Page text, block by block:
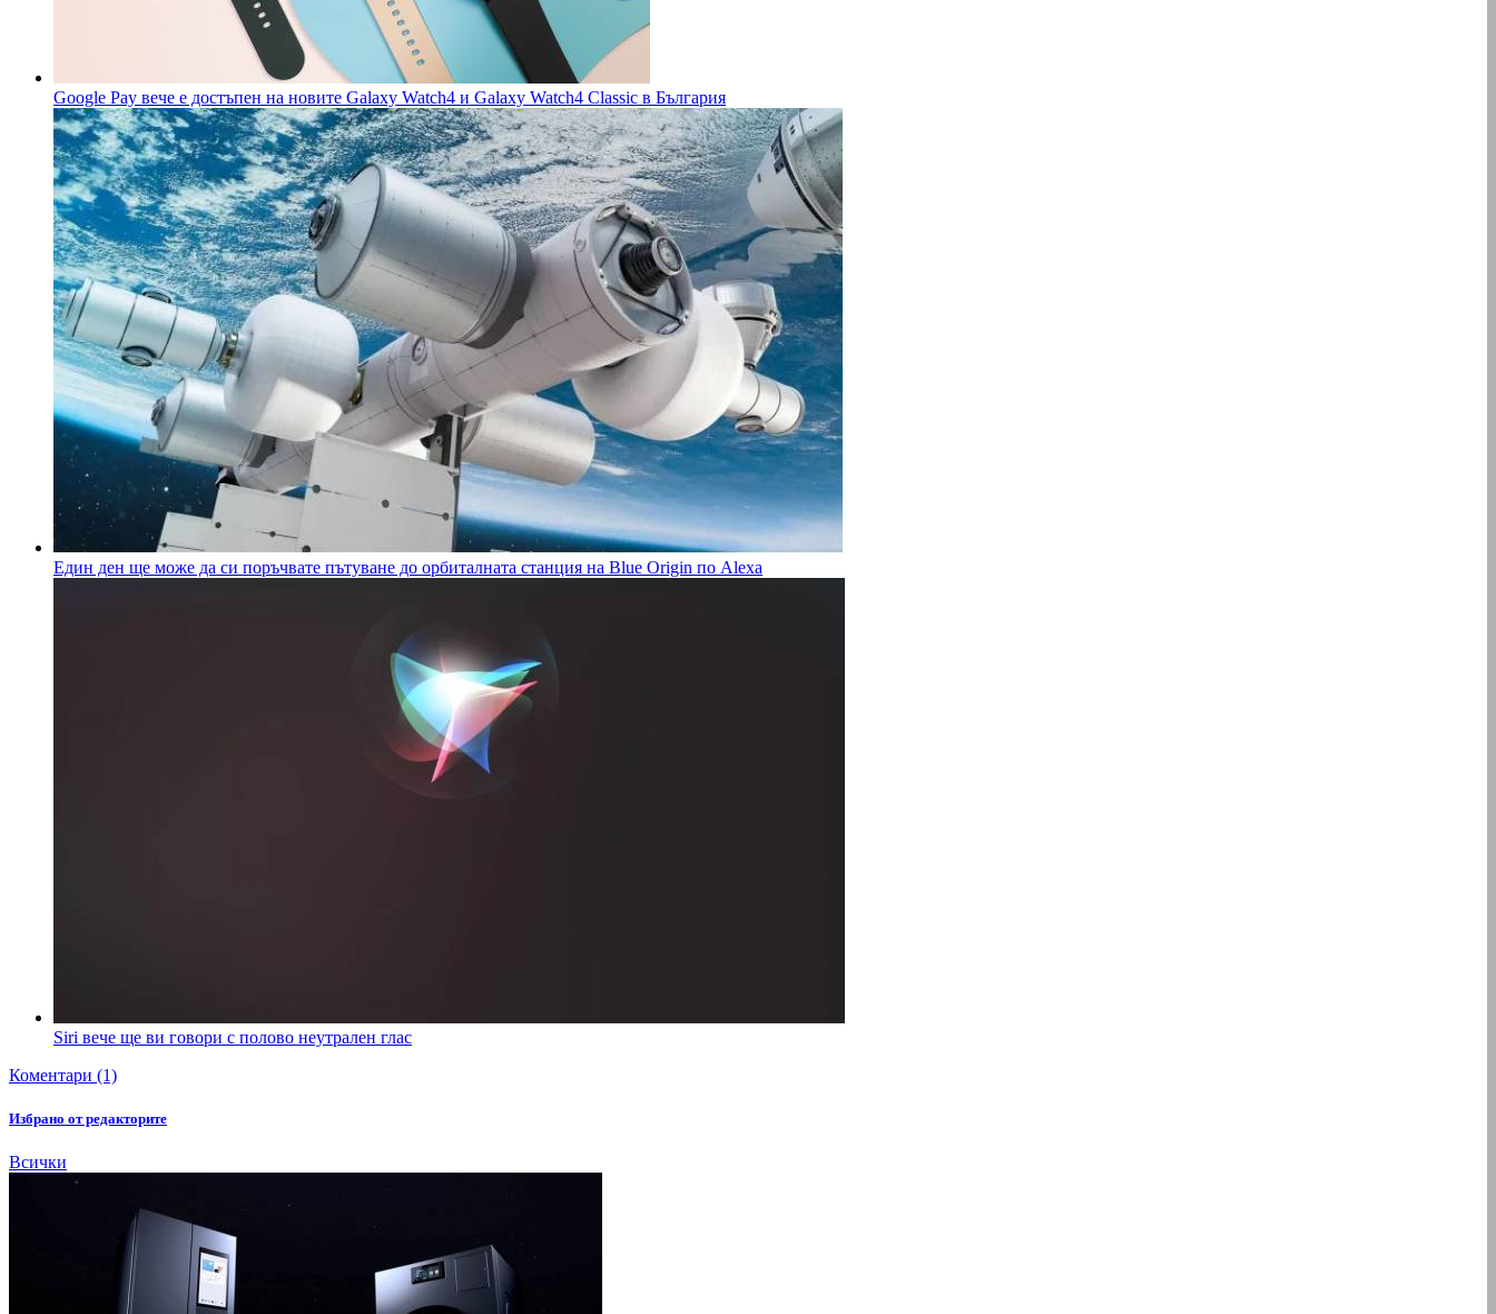
Google Pay вече е достъпен на новите Galaxy Watch4 и Galaxy Watch4 Classic в България
Един ден ще може да си поръчвате пътуване до орбиталната станция на Blue Origin по Alexa
Siri вече ще ви говори с полово неутрален глас
Коментари (1)
Избрано от редакторите
Всички